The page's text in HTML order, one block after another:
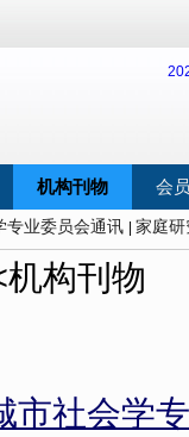
机构刊物 会
专业委员会通讯 家庭
机构刊物
市社会学